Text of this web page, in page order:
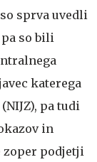
sprva uvedli
so bili
katerega
pa tudi
in
zoper podjetji